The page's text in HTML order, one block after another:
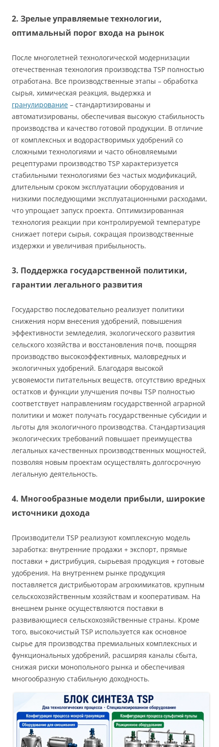
2. Зрелые управляемые технологии,
оптимальный порог входа на рынок
После многолетней технологической модернизации
отечественная технология производства TSP полностью
отработана. Все производственные этапы – обработка
сырья, химическая реакция, выдержка и
гранулирование – стандартизированы и
автоматизированы, обеспечивая высокую стабильность
производства и качество готовой продукции. В отличие
от комплексных и водорастворимых удобрений со
сложными технологиями и часто обновляемыми
рецептурами производство TSP характеризуется
стабильными технологиями без частых модификаций,
длительным сроком эксплуатации оборудования и
низкими последующими эксплуатационными расходами,
что упрощает запуск проекта. Оптимизированная
технология реакции при контролируемой температуре
снижает потери сырья, сокращая производственные
издержки и увеличивая прибыльность.
3. Поддержка государственной политики,
гарантии легального развития
Государство последовательно реализует политики
снижения норм внесения удобрений, повышения
эффективности земледелия, экологического развития
сельского хозяйства и восстановления почв, поощряя
производство высокоэффективных, маловредных и
экологичных удобрений. Благодаря высокой
усвояемости питательных веществ, отсутствию вредных
остатков и функции улучшения почвы TSP полностью
соответствует направлениям государственной аграрной
политики и может получать государственные субсидии и
льготы для экологичного производства. Стандартизация
экологических требований повышает преимущества
легальных качественных производственных мощностей,
позволяя новым проектам осуществлять долгосрочную
легальную деятельность.
4. Многообразные модели прибыли, широкие
источники дохода
Производители TSP реализуют комплексную модель
заработка: внутренние продажи + экспорт, прямые
поставки + дистрибуция, сырьевая продукция + готовые
удобрения. На внутреннем рынке продукция
поставляется дистрибьюторам агрохимикатов, крупным
сельскохозяйственным хозяйствам и кооперативам. На
внешнем рынке осуществляются поставки в
развивающиеся сельскохозяйственные страны. Кроме
того, высокочистый TSP используется как основное
сырье для производства премиальных комплексных и
функциональных удобрений, расширяя каналы сбыта,
снижая риски монопольного рынка и обеспечивая
многообразную стабильную доходность.